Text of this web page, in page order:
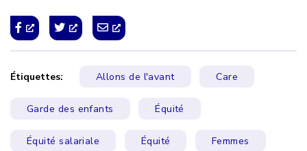
Étiquettes: Allons de l'avant Care
Garde des enfants Équité
Équité salariale Équité Femmes